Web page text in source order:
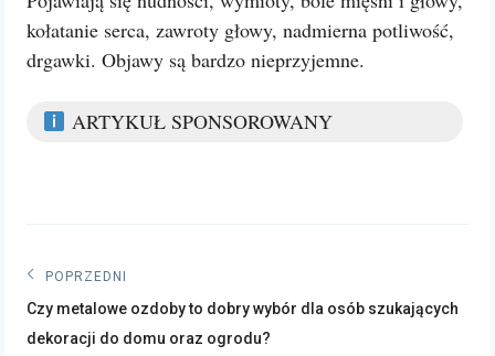
kołatanie serca, zawroty głowy, nadmierna potliwość,
drgawki. Objawy są bardzo nieprzyjemne.
ARTYKUŁ SPONSOROWANY
Nawigacja
wpisu
POPRZEDNI
Poprzedni
post:
Czy metalowe ozdoby to dobry wybór dla osób szukających
dekoracji do domu oraz ogrodu?